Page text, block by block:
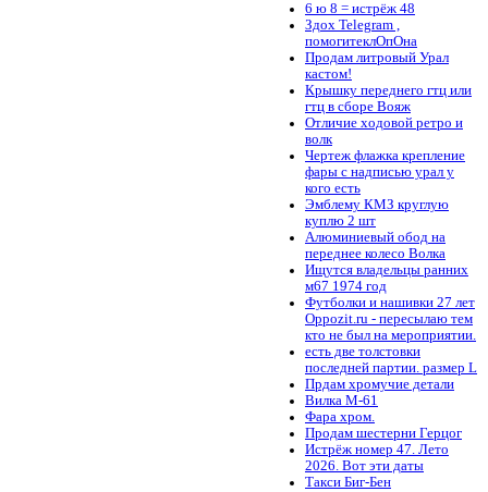
6 ю 8 = истрёж 48
Здох Telegram ,
помогитеклОпОна
Продам литровый Урал
кастом!
Крышку переднего гтц или
гтц в сборе Вояж
Отличие ходовой ретро и
волк
Чертеж флажка крепление
фары с надписью урал у
кого есть
Эмблему КМЗ круглую
куплю 2 шт
Алюминиевый обод на
переднее колесо Волка
Ищутся владельцы ранних
м67 1974 год
Футболки и нашивки 27 лет
Oppozit.ru - пересылаю тем
кто не был на мероприятии.
есть две толстовки
последней партии. размер L
Прдам хромучие детали
Вилка М-61
Фара хром.
Продам шестерни Герцог
Истрёж номер 47. Лето
2026. Вот эти даты
Такси Биг-Бен